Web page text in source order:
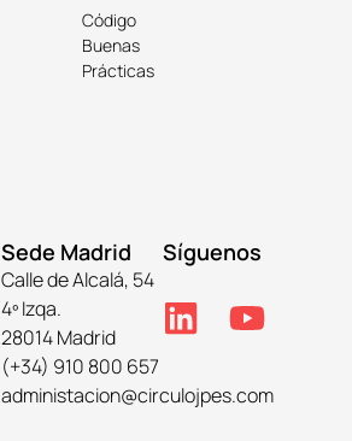
Código
Buenas
Prácticas
Sede Madrid
Calle de Alcalá, 54
4º Izqa.
28014 Madrid
(+34) 910 800 657
administacion@circulojpes.com
Síguenos